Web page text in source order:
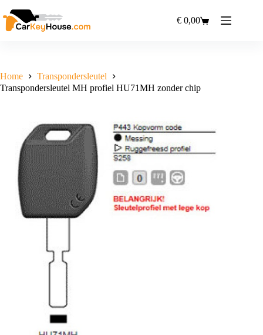
naar
de
Winkelwagen
€ 0,00
Home
Transpondersleutel
Transpondersleutel MH profiel HU71MH zonder chip